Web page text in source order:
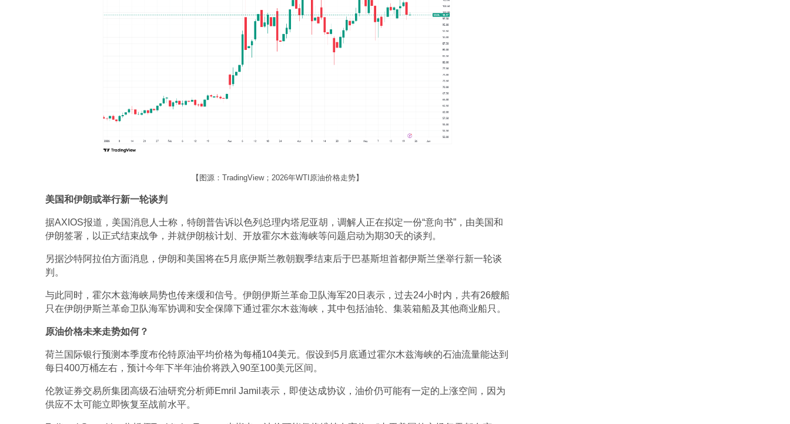
【图源：TradingView；2026年WTI原油价格走势】
美国和伊朗或举行新一轮谈判
据AXIOS报道，美国消息人士称，特朗普告诉以色列总理内塔尼亚胡，调解人正在拟定一份“意向书”，由美国和
伊朗签署，以正式结束战争，并就伊朗核计划、开放霍尔木兹海峡等问题启动为期30天的谈判。
另据沙特阿拉伯方面消息，伊朗和美国将在5月底伊斯兰教朝觐季结束后于巴基斯坦首都伊斯兰堡举行新一轮谈
判。
与此同时，霍尔木兹海峡局势也传来缓和信号。伊朗伊斯兰革命卫队海军20日表示，过去24小时内，共有26艘船
只在伊朗伊斯兰革命卫队海军协调和安全保障下通过霍尔木兹海峡，其中包括油轮、集装箱船及其他商业船只。
原油价格未来走势如何？
荷兰国际银行预测本季度布伦特原油平均价格为每桶104美元。假设到5月底通过霍尔木兹海峡的石油流量能达到
每日400万桶左右，预计今年下半年油价将跌入90至100美元区间。
伦敦证券交易所集团高级石油研究分析师Emril Jamil表示，即使达成协议，油价仍可能有一定的上涨空间，因为
供应不太可能立即恢复至战前水平。